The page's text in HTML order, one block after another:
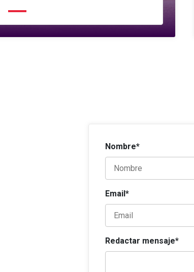
Nombre*
Email*
Redactar mensaje*